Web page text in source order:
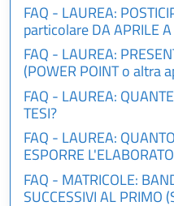
FAQ - LAUREA:
particolare DA APRILE A
FAQ - LAUREA:
(POWER POINT o altra
FAQ - LAUREA:
TESI?
FAQ - LAUREA:
ESPORRE
FAQ - MATRICOLE:
SUCCESSIVI AL PRIMO